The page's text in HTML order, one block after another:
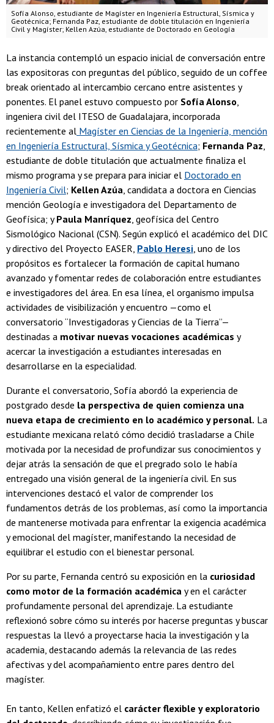
Sofía Alonso, estudiante de Magíster en Ingeniería Estructural, Sísmica y
Geotécnica; Fernanda Paz, estudiante de doble titulación en Ingeniería
Civil y Magíster; Kellen Azúa, estudiante de Doctorado en Geología
La instancia contempló un espacio inicial de conversación entre
las expositoras con preguntas del público, seguido de un coffee
break orientado al intercambio cercano entre asistentes y
ponentes. El panel estuvo compuesto por Sofía Alonso
ingeniera civil del ITESO de Guadalajara, incorporada
recientemente al Magíster en Ciencias de la Ingeniería, mención
en Ingeniería Estructural, Sísmica y Geotécnica; Fernanda Paz
estudiante de doble titulación que actualmente finaliza el
mismo programa y se prepara para iniciar el Doctorado en
Ingeniería Civil; Kellen Azúa , candidata a doctora en Ciencias
mención Geología e investigadora del Departamento de
Geofísica; yPaula Manríquez , geofísica del Centro
Sismológico Nacional (CSN). Según explicó el académico del DIC
y directivo del Proyecto EASER, Pablo Heresi , uno de los
propósitos es fortalecer la formación de capital humano
avanzado y fomentar redes de colaboración entre estudiantes
e investigadores del área. En esa línea, el organismo impulsa
actividades de visibilización y encuentro —como el
conversatorio “Investigadoras y Ciencias de la Tierra”—
destinadas a motivar nuevas vocaciones académicas y
acercar la investigación a estudiantes interesadas en
desarrollarse en la especialidad.
Durante el conversatorio, Sofía abordó la experiencia de
postgrado desde la perspectiva de quien comienza una
nueva etapa de crecimiento en lo académico y personal. La
estudiante mexicana relató cómo decidió trasladarse a Chile
motivada por la necesidad de profundizar sus conocimientos y
dejar atrás la sensación de que el pregrado solo le había
entregado una visión general de la ingeniería civil. En sus
intervenciones destacó el valor de comprender los
fundamentos detrás de los problemas, así como la importancia
de mantenerse motivada para enfrentar la exigencia académica
y emocional del magíster, manifestando la necesidad de
equilibrar el estudio con el bienestar personal.
Por su parte, Fernanda centró su exposición en la curiosidad
como motor de la formación académica y en el carácter
profundamente personal del aprendizaje. La estudiante
reflexionó sobre cómo su interés por hacerse preguntas y buscar
respuestas la llevó a proyectarse hacia la investigación y la
academia, destacando además la relevancia de las redes
afectivas y del acompañamiento entre pares dentro del
magíster.
En tanto, Kellen enfatizó el carácter flexible y exploratorio